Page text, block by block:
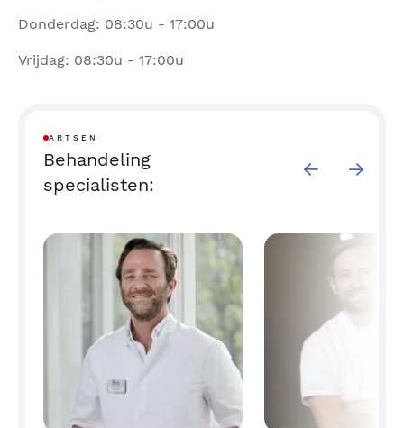
Donderdag: 08:30u - 17:00u
Vrijdag: 08:30u - 17:00u
ARTSEN
Behandeling
specialisten: